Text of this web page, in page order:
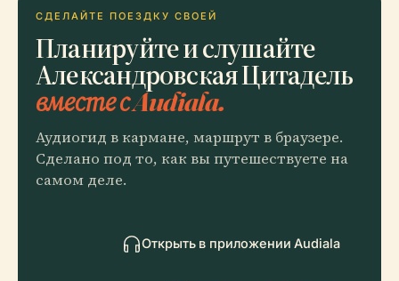
СДЕЛАЙТЕ ПОЕЗДКУ СВОЕЙ
Планируйте и слушайте
Александровская Цитадель
вместе с Audiala.
Аудиогид в кармане, маршрут в браузере.
Сделано под то, как вы путешествуете на
самом деле.
Открыть в приложении Audiala